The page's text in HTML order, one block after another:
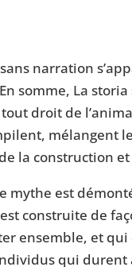
narration
somme, La
droit de
mélangent
la construction
mythe est
construite de
ensemble, et
qui durent